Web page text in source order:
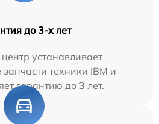
до 3-х лет
устанавливает
техники IBM и
гарантию до 3 лет.